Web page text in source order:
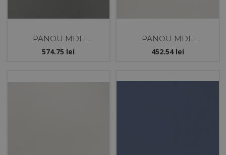
PANOU MDF
18X1220X2800 -INOX-
574.75 lei
PANOU MDF
18X1220X2800 -LIGHT
452.54lei